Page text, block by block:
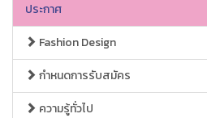
ประกาศ
Fashion Design
กำหนดการรับสมัคร
ความรู้ทั่วไป